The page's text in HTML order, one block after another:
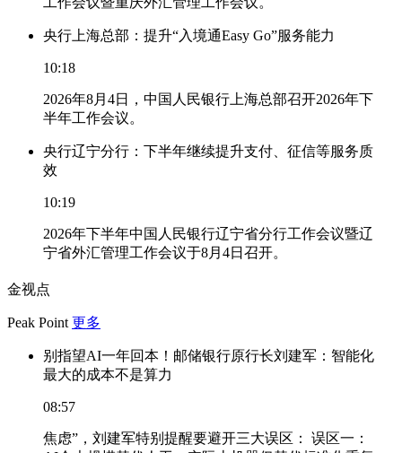
央行上海总部：提升“入境通Easy Go”服务能力
10:18
2026年8月4日，中国人民银行上海总部召开2026年下
半年工作会议。
央行辽宁分行：下半年继续提升支付、征信等服务质
效
10:19
2026年下半年中国人民银行辽宁省分行工作会议暨辽
宁省外汇管理工作会议于8月4日召开。
金视点
Peak Point 更多
别指望AI一年回本！邮储银行原行长刘建军：智能化
最大的成本不是算力
08:57
焦虑”，刘建军特别提醒要避开三大误区： 误区一：